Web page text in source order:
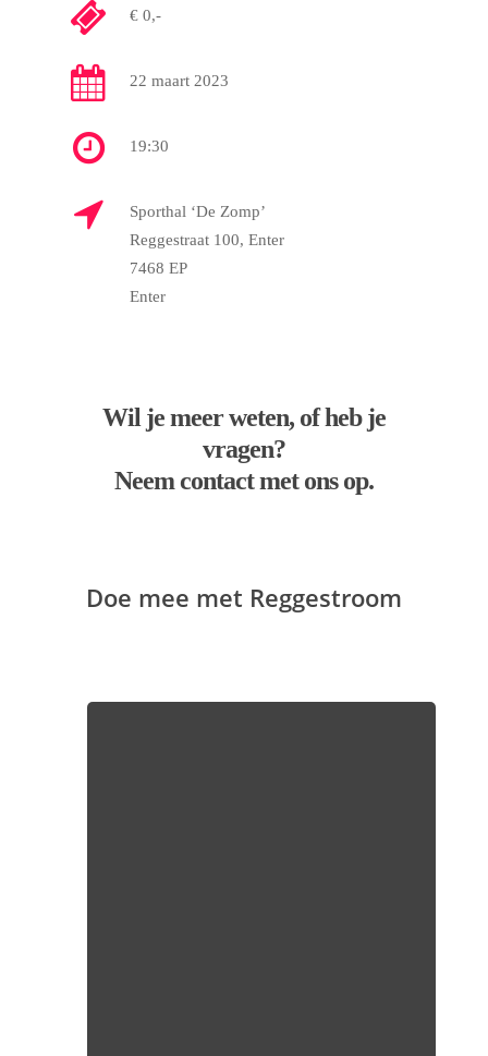
€ 0,-
22 maart 2023
19:30
Sporthal ‘De Zomp’
Reggestraat 100, Enter
7468 EP
Enter
Wil je meer weten, of heb je
vragen?
Neem contact met ons op.
Doe mee met Reggestroom